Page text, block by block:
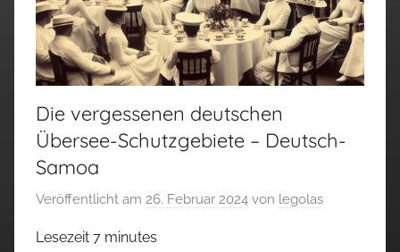
Die vergessenen deutschen
Übersee-Schutzgebiete – Deutsch-
Samoa
Veröffentlicht am 26. Februar 2024 von legolas
Lesezeit 7 minutes